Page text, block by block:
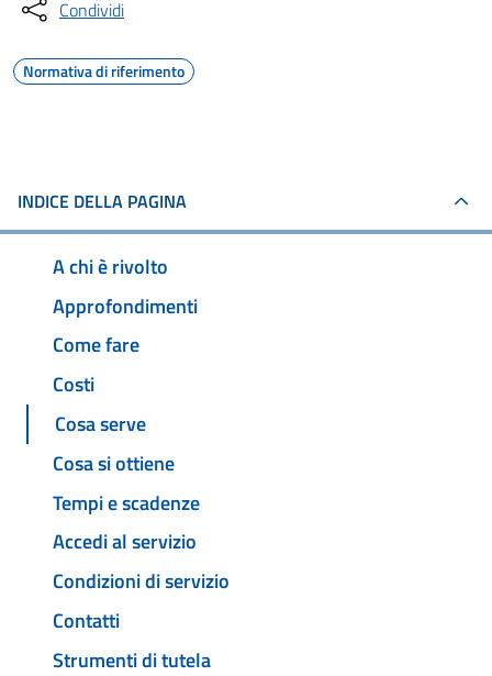
Condividi
Normativa di riferimento
INDICE DELLA PAGINA
A chi è rivolto
Approfondimenti
Come fare
Costi
Cosa serve
Cosa si ottiene
Tempi e scadenze
Accedi al servizio
Condizioni di servizio
Contatti
Strumenti di tutela